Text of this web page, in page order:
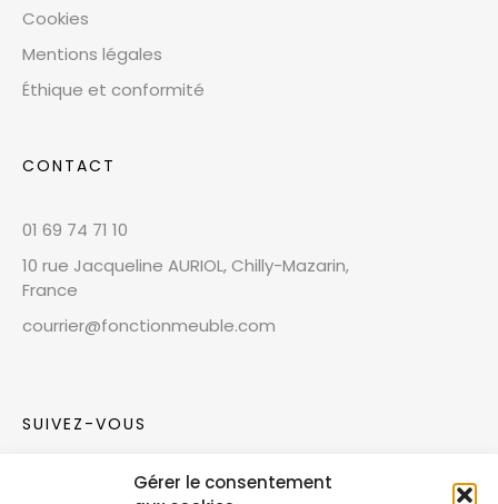
Gérer le consentement
Cookies
Mentions légales
Éthique et conformité
CONTACT
01 69 74 71 10
10 rue Jacqueline AURIOL, Chilly-Mazarin,
France
courrier@fonctionmeuble.com
SUIVEZ-VOUS